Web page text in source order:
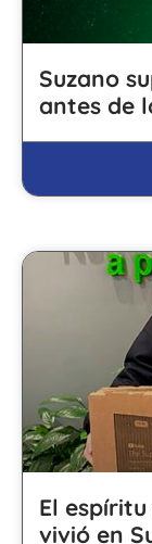
Suzano
antes de
El
vivió en